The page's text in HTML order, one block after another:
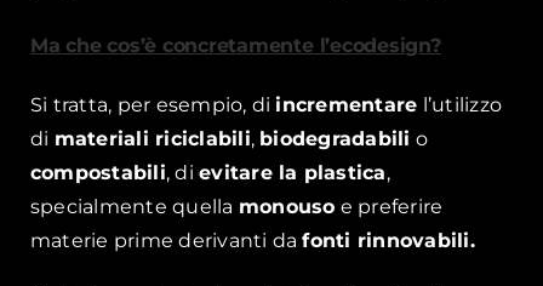
Ma che cos’è concretamente l’ecodesign?
Si tratta, per esempio, diincrementare l’utilizzo
di materiali riciclabili, biodegradabili o
compostabili, dievitare la plastica,
specialmente quella monouso e preferire
materie prime derivanti dafonti rinnovabili.